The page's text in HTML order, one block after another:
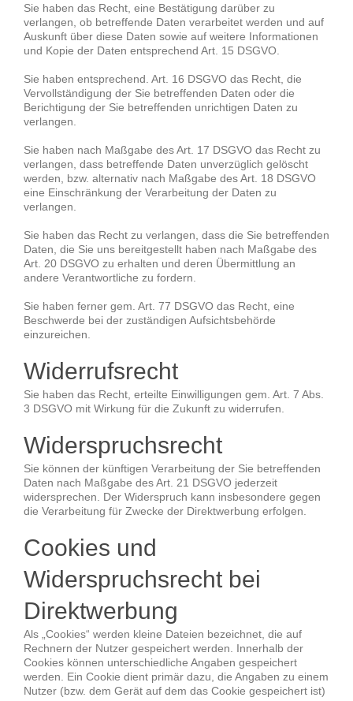
Sie haben das Recht, eine Bestätigung darüber zu
verlangen, ob betreffende Daten verarbeitet werden und auf
Auskunft über diese Daten sowie auf weitere Informationen
und Kopie der Daten entsprechend Art. 15 DSGVO.
Sie haben entsprechend. Art. 16 DSGVO das Recht, die
Vervollständigung der Sie betreffenden Daten oder die
Berichtigung der Sie betreffenden unrichtigen Daten zu
verlangen.
Sie haben nach Maßgabe des Art. 17 DSGVO das Recht zu
verlangen, dass betreffende Daten unverzüglich gelöscht
werden, bzw. alternativ nach Maßgabe des Art. 18 DSGVO
eine Einschränkung der Verarbeitung der Daten zu
verlangen.
Sie haben das Recht zu verlangen, dass die Sie betreffenden
Daten, die Sie uns bereitgestellt haben nach Maßgabe des
Art. 20 DSGVO zu erhalten und deren Übermittlung an
andere Verantwortliche zu fordern.
Sie haben ferner gem. Art. 77 DSGVO das Recht, eine
Beschwerde bei der zuständigen Aufsichtsbehörde
einzureichen.
Widerrufsrecht
Sie haben das Recht, erteilte Einwilligungen gem. Art. 7 Abs.
3 DSGVO mit Wirkung für die Zukunft zu widerrufen.
Widerspruchsrecht
Sie können der künftigen Verarbeitung der Sie betreffenden
Daten nach Maßgabe des Art. 21 DSGVO jederzeit
widersprechen. Der Widerspruch kann insbesondere gegen
die Verarbeitung für Zwecke der Direktwerbung erfolgen.
Cookies und
Widerspruchsrecht bei
Direktwerbung
Als „Cookies“ werden kleine Dateien bezeichnet, die auf
Rechnern der Nutzer gespeichert werden. Innerhalb der
Cookies können unterschiedliche Angaben gespeichert
werden. Ein Cookie dient primär dazu, die Angaben zu einem
Nutzer (bzw. dem Gerät auf dem das Cookie gespeichert ist)